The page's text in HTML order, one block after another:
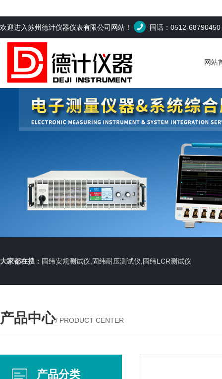
欢迎进入苏州德计仪器仪表有限公司网站！ 固话：0512-68790450
网站
大家都在搜： 固纬安规测试仪,固纬耐压测试仪,固纬LCR测试仪
产品中心/ PRODUCT CENTER
产品分类